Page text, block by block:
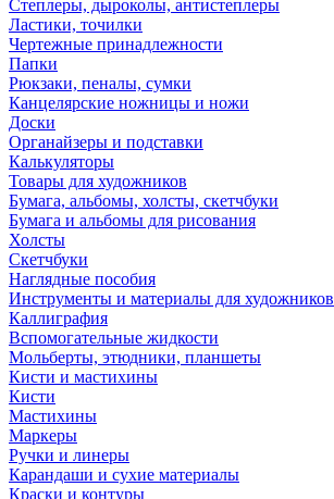
Степлеры, дыроколы, антистеплеры
Ластики, точилки
Чертежные принадлежности
Папки
Рюкзаки, пеналы, сумки
Канцелярские ножницы и ножи
Доски
Органайзеры и подставки
Калькуляторы
Товары для художников
Бумага, альбомы, холсты, скетчбуки
Бумага и альбомы для рисования
Холсты
Скетчбуки
Наглядные пособия
Инструменты и материалы для художников
Каллиграфия
Вспомогательные жидкости
Мольберты, этюдники, планшеты
Кисти и мастихины
Кисти
Мастихины
Маркеры
Ручки и линеры
Карандаши и сухие материалы
Краски и контуры